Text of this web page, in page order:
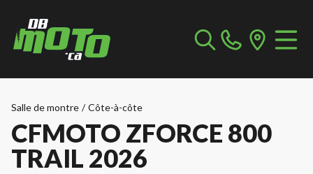
Salle de montre / Côte-à-côte
CFMOTO ZFORCE 800
TRAIL 2026